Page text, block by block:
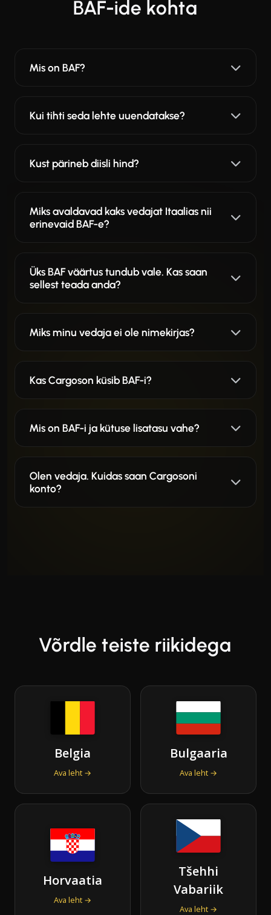
BAF-ide kohta
Mis on BAF?
Kui tihti seda lehte uuendatakse?
Kust pärineb diisli hind?
Miks avaldavad kaks vedajat Itaalias nii
erinevaid BAF-e?
Üks BAF väärtus tundub vale. Kas saan
sellest teada anda?
Miks minu vedaja ei ole nimekirjas?
Kas Cargoson küsib BAF-i?
Mis on BAF-i ja kütuse lisatasu vahe?
Olen vedaja. Kuidas saan Cargosoni
konto?
Võrdle teiste riikidega
Belgia
Ava leht →
Bulgaaria
Ava leht →
Horvaatia
Ava leht →
Tšehhi
Vabariik
Ava leht →